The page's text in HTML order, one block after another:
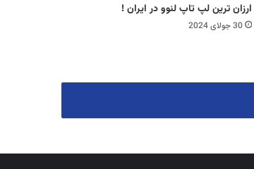
ارزان ترین لپ تاپ لنوو در ایران !
30 جولای 2024